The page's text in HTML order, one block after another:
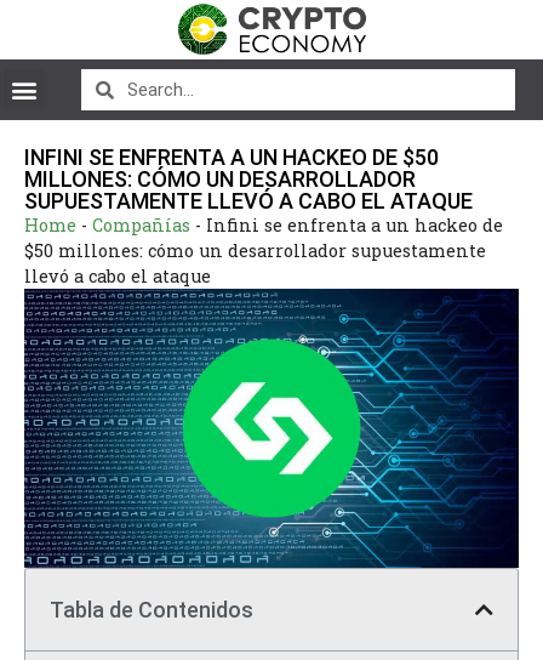
INFINI SE ENFRENTA A UN HACKEO DE $50
MILLONES: CÓMO UN DESARROLLADOR
SUPUESTAMENTE LLEVÓ A CABO EL ATAQUE
Home - Compañías - Infini se enfrenta a un hackeo de
$50 millones: cómo un desarrollador supuestamente
llevó a cabo el ataque
Tabla de Contenidos